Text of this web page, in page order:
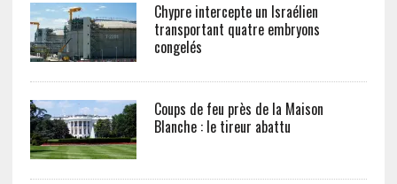
Chypre intercepte un Israélien
transportant quatre embryons
congelés
Coups de feu près de la Maison
Blanche : le tireur abattu